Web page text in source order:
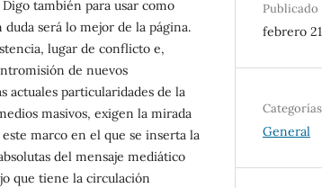
también para usar como
será lo mejor de la página.
lugar de conflicto e,
de nuevos
actuales particularidades de la
masivos, exigen la mirada
marco en el que se inserta la
del mensaje mediático
que tiene la circulación
Publicado
febrero
Categorías
General